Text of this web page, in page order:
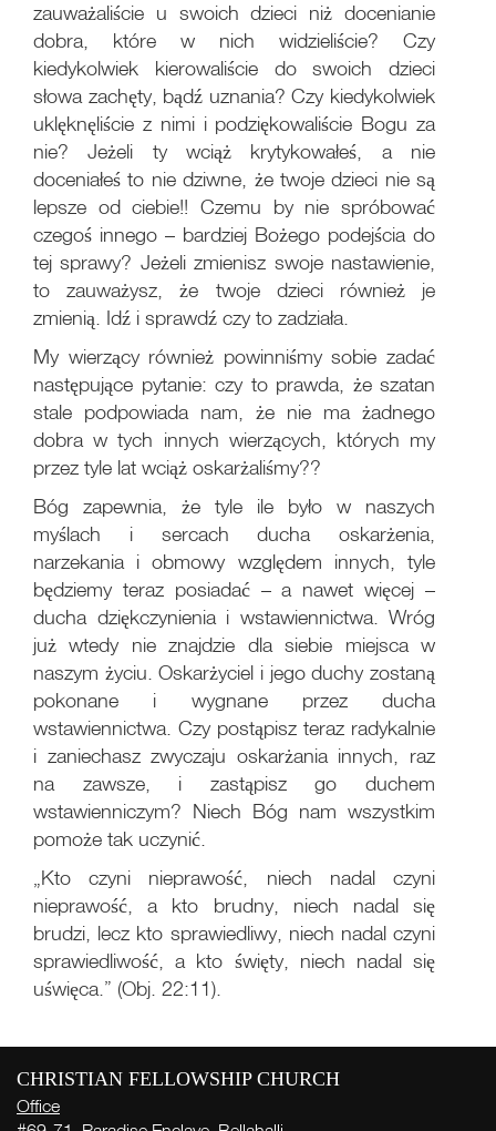
zauważaliście u swoich dzieci niż docenianie
dobra, które w nich widzieliście? Czy
kiedykolwiek kierowaliście do swoich dzieci
słowa zachęty, bądź uznania? Czy kiedykolwiek
uklęknęliście z nimi i podziękowaliście Bogu za
nie? Jeżeli ty wciąż krytykowałeś, a nie
doceniałeś to nie dziwne, że twoje dzieci nie są
lepsze od ciebie!! Czemu by nie spróbować
czegoś innego – bardziej Bożego podejścia do
tej sprawy? Jeżeli zmienisz swoje nastawienie,
to zauważysz, że twoje dzieci również je
zmienią. Idź i sprawdź czy to zadziała.
My wierzący również powinniśmy sobie zadać
następujące pytanie: czy to prawda, że szatan
stale podpowiada nam, że nie ma żadnego
dobra w tych innych wierzących, których my
przez tyle lat wciąż oskarżaliśmy??
Bóg zapewnia, że tyle ile było w naszych
myślach i sercach ducha oskarżenia,
narzekania i obmowy względem innych, tyle
będziemy teraz posiadać – a nawet więcej –
ducha dziękczynienia i wstawiennictwa. Wróg
już wtedy nie znajdzie dla siebie miejsca w
naszym życiu. Oskarżyciel i jego duchy zostaną
pokonane i wygnane przez ducha
wstawiennictwa. Czy postąpisz teraz radykalnie
i zaniechasz zwyczaju oskarżania innych, raz
na zawsze, i zastąpisz go duchem
wstawienniczym? Niech Bóg nam wszystkim
pomoże tak uczynić.
„Kto czyni nieprawość, niech nadal czyni
nieprawość, a kto brudny, niech nadal się
brudzi, lecz kto sprawiedliwy, niech nadal czyni
sprawiedliwość, a kto święty, niech nadal się
uświęca.” (Obj. 22:11).
CHRISTIAN FELLOWSHIP CHURCH
Office